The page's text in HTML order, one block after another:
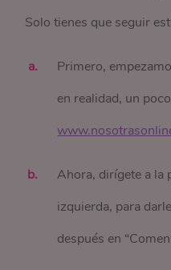
Solo tienes que seguir
Primero,
en realidad, un
Ahora, dirígete a la
izquierda, para
después en